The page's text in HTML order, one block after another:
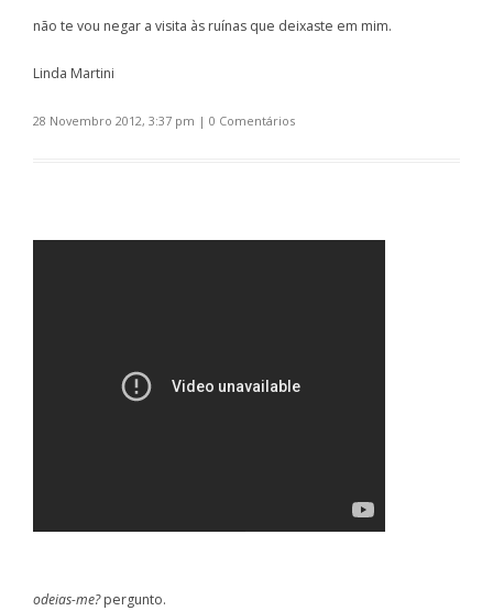
não te vou negar a visita às ruínas que deixaste em mim.
Linda Martini
28 Novembro 2012, 3:37 pm | 0 Comentários
odeias-me?pergunto.